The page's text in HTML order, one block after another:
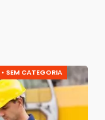
• SEM CATEGORIA